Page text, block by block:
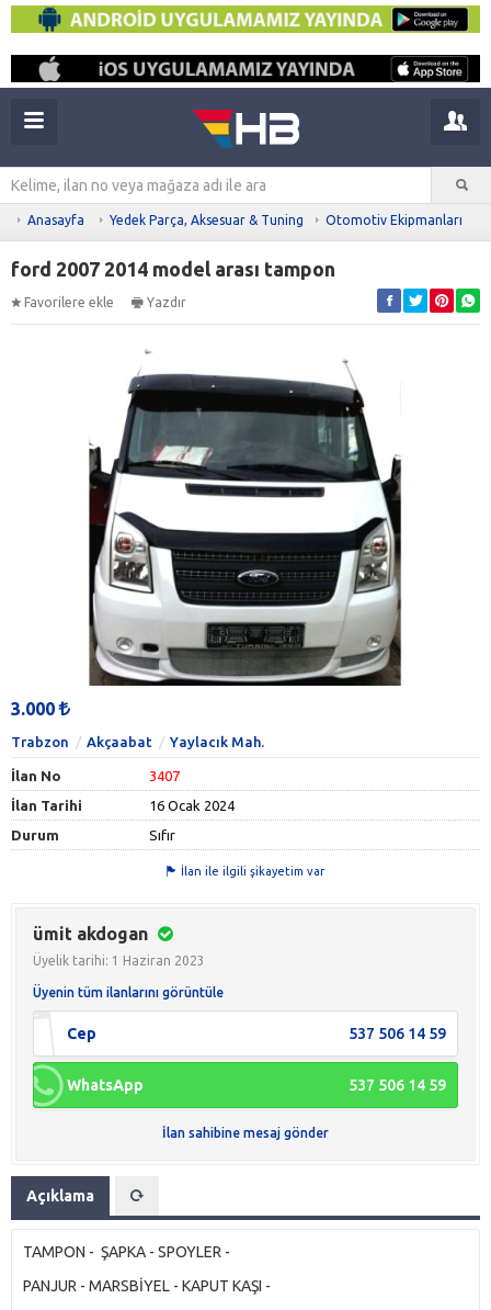
Anasayfa Yedek Parça, Aksesuar & Tuning Otomotiv Ekipmanları
ford 2007 2014 model arası tampon
Favorilere ekle Yazdır
3.000
Trabzon Akçaabat Yaylacık Mah.
İlan No
3407
İlan Tarihi
16 Ocak 2024
Durum
Sıfır
İlan ile ilgili şikayetim var
ümit akdogan
Üyelik tarihi: 1 Haziran 2023
Üyenin tüm ilanlarını görüntüle
Cep 537 506 14 59
WhatsApp 537 506 14 59
İlan sahibine mesaj gönder
Açıklama
TAMPON - ŞAPKA - SPOYLER -
PANJUR - MARSBİYEL - KAPUT KAŞI -